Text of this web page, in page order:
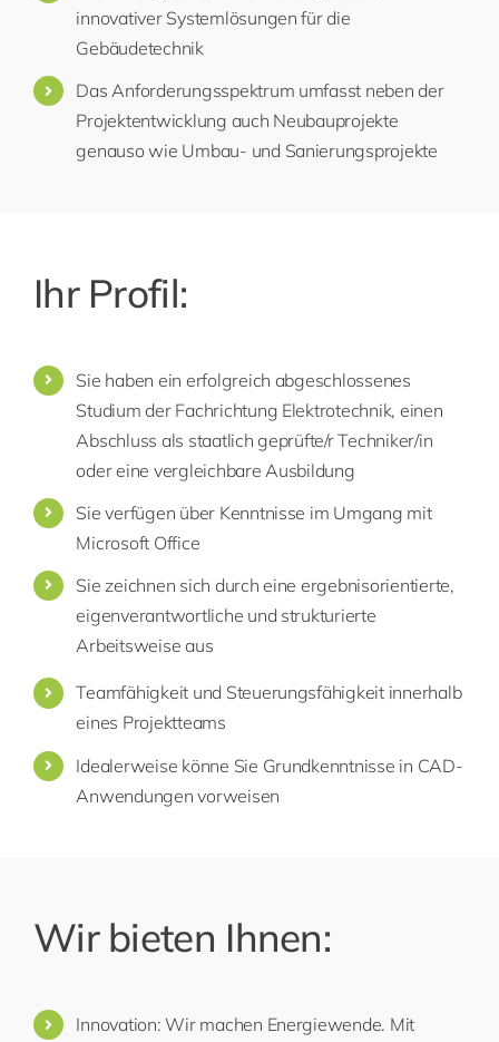
innovativer Systemlösungen für die
Gebäudetechnik
Das Anforderungsspektrum umfasst neben der
Projektentwicklung auch Neubauprojekte
genauso wie Umbau- und Sanierungsprojekte
Ihr Profil:
Sie haben ein erfolgreich abgeschlossenes
Studium der Fachrichtung Elektrotechnik, einen
Abschluss als staatlich geprüfte/r Techniker/in
oder eine vergleichbare Ausbildung
Sie verfügen über Kenntnisse im Umgang mit
Microsoft Office
Sie zeichnen sich durch eine ergebnisorientierte,
eigenverantwortliche und strukturierte
Arbeitsweise aus
Teamfähigkeit und Steuerungsfähigkeit innerhalb
eines Projektteams
Idealerweise könne Sie Grundkenntnisse in CAD-
Anwendungen vorweisen
Wir bieten Ihnen:
Innovation: Wir machen Energiewende. Mit